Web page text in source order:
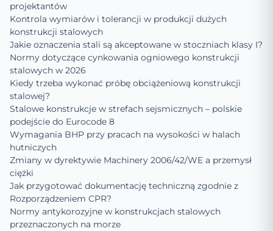
projektantów
Kontrola wymiarów i tolerancji w produkcji dużych
konstrukcji stalowych
Jakie oznaczenia stali są akceptowane w stoczniach klasy I?
Normy dotyczące cynkowania ogniowego konstrukcji
stalowych w 2026
Kiedy trzeba wykonać próbę obciążeniową konstrukcji
stalowej?
Stalowe konstrukcje w strefach sejsmicznych – polskie
podejście do Eurocode 8
Wymagania BHP przy pracach na wysokości w halach
hutniczych
Zmiany w dyrektywie Machinery 2006/42/WE a przemysł
ciężki
Jak przygotować dokumentację techniczną zgodnie z
Rozporządzeniem CPR?
Normy antykorozyjne w konstrukcjach stalowych
przeznaczonych na morze